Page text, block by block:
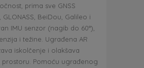
prima sve GNSS
GLONASS, BeiDou, Galileo i
IMU senzor (nagib do 60°),
i težine. Ugrađena AR
iskolčenje i olakšava
prostoru. Pomoću ugrađenog